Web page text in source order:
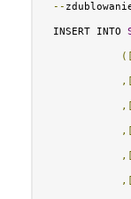
--
INSERT INTO
([
,[
,[
,[
,[
,[